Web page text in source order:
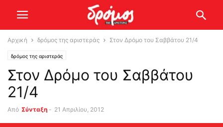
Αρχική δρόμος της αριστεράς Στον Δρόμο του Σαββάτου 21/4
δρόμος της αριστεράς
Στον Δρόμο του Σαββάτου
21/4
Από Σύνταξη - 21 Απριλίου, 2012